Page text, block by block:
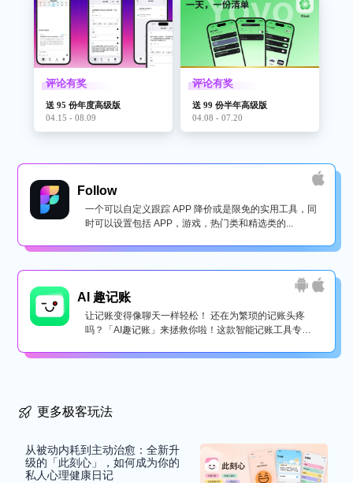
评论有奖
送 95 份年度高级版
04.15 - 08.09
评论有奖
送 99 份半年高级版
04.08 - 07.20
Follow
一个可以自定义跟踪 APP 降价或是限免的实用工具，同
时可以设置包括 APP，游戏，热门类和精选类的...
AI 趣记账
让记账变得像聊天一样轻松！ 还在为繁琐的记账头疼
吗？「AI趣记账」来拯救你啦！这款智能记账工具专为
更多极客玩法
从被动内耗到主动治愈：全新升
级的「此刻心」，如何成为你的
私人心理健康日记